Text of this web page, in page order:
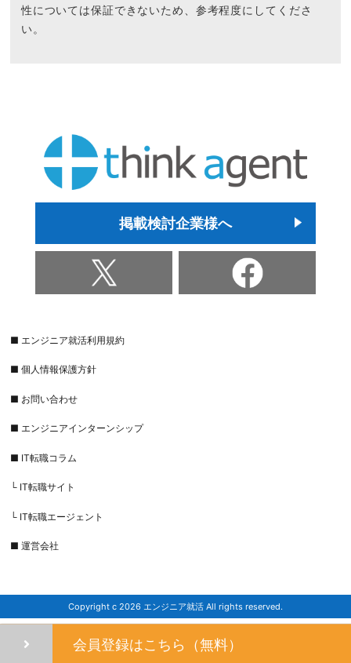
性については保証できないため、参考程度にしてくださ
い。
掲載検討企業様へ
■ エンジニア就活利用規約
■ 個人情報保護方針
■ お問い合わせ
■ エンジニアインターンシップ
■ IT転職コラム
└ IT転職サイト
└ IT転職エージェント
■ 運営会社
Copyright c 2026 エンジニア就活 All rights reserved.
会員登録はこちら（無料）